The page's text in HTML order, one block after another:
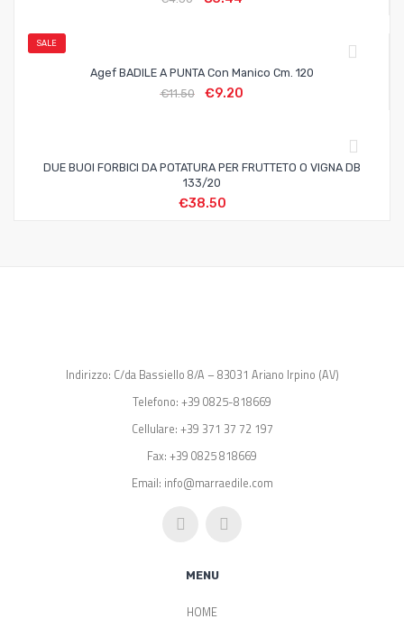
SALE
Agef BADILE A PUNTA Con Manico Cm. 120
€11.50 €9.20
DUE BUOI FORBICI DA POTATURA PER FRUTTETO O VIGNA DB
133/20
€38.50
Indirizzo: C/da Bassiello 8/A – 83031 Ariano Irpino (AV)
Telefono: +39 0825-818669
Cellulare: +39 371 37 72 197
Fax: +39 0825 818669
Email: info@marraedile.com
MENU
HOME